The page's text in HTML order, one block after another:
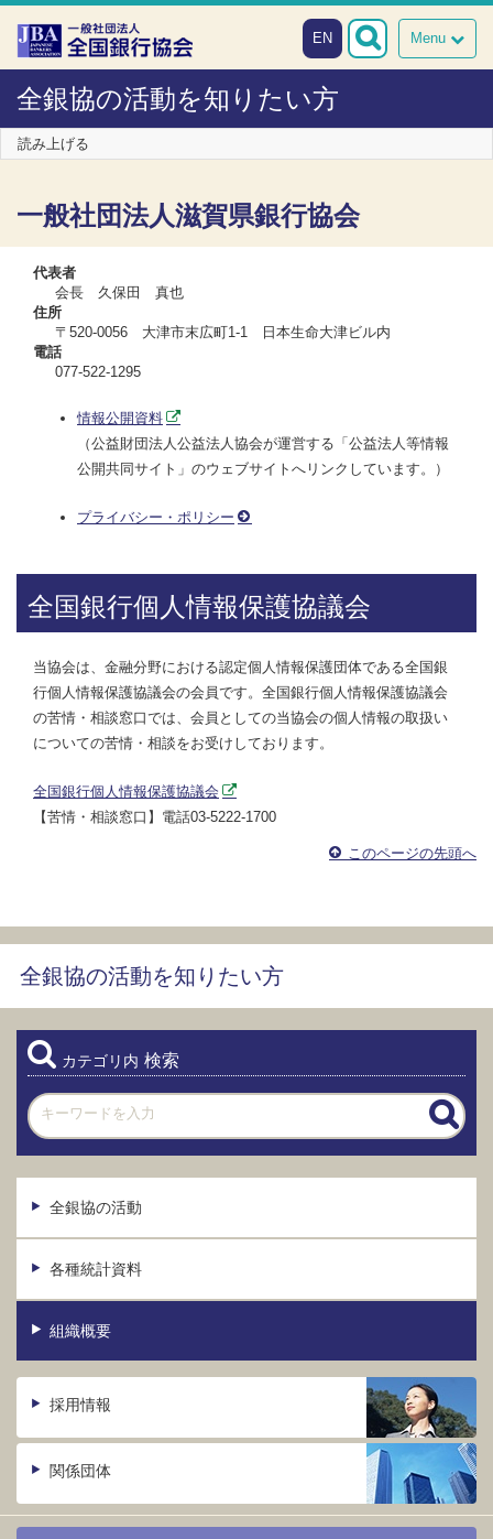
本文へスキップ
障がい者向け相談窓口
Menu
EN
全銀協の活動を知りたい方
読み上げる
一般社団法人滋賀県銀行協会
代表者
会長 久保田 真也
住所
〒520-0056 大津市末広町1-1 日本生命大津ビル内
電話
077-522-1295
情報公開資料
（公益財団法人公益法人協会が運営する「公益法人等情報
公開共同サイト」のウェブサイトへリンクしています。）
プライバシー・ポリシー
全国銀行個人情報保護協議会
当協会は、金融分野における認定個人情報保護団体である全国銀
行個人情報保護協議会の会員です。全国銀行個人情報保護協議会
の苦情・相談窓口では、会員としての当協会の個人情報の取扱い
についての苦情・相談をお受けしております。
全国銀行個人情報保護協議会
【苦情・相談窓口】電話03-5222-1700
このページの先頭へ
全銀協の活動を知りたい方
カテゴリ内 検索
全銀協の活動
各種統計資料
組織概要
採用情報
関係団体